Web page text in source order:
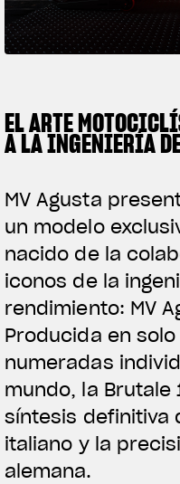
EL ARTE
A LA INGENIERÍA
MV Agusta
un modelo
nacido de la
iconos de la
rendimiento: MV
Producida en
numeradas
mundo, la Brutale
síntesis definitiva
italiano y la
alemana.